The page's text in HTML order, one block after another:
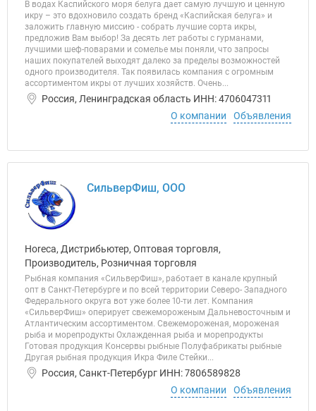
В водах Каспийского моря белуга дает самую лучшую и ценную
икру – это вдохновило создать бренд «Каспийская белуга» и
заложить главную миссию - собрать лучшие сорта икры,
предложив Вам выбор! За десять лет работы с гурманами,
лучшими шеф-поварами и сомелье мы поняли, что запросы
наших покупателей выходят далеко за пределы возможностей
одного производителя. Так появилась компания с огромным
ассортиментом икры от лучших хозяйств. Очень...
Россия, Ленинградская область ИНН: 4706047311
О компании
Объявления
СильверФиш, ООО
Horeca, Дистрибьютер, Оптовая торговля,
Производитель, Розничная торговля
Рыбная компания «СильверФиш», работает в канале крупный
опт в Санкт-Петербурге и по всей территории Северо- Западного
Федерального округа вот уже более 10-ти лет. Компания
«СильверФиш» оперирует свежемороженым Дальневосточным и
Атлантическим ассортиментом. Свежемороженая, мороженая
рыба и морепродукты Охлажденная рыба и морепродукты
Готовая продукция Консервы рыбные Полуфабрикаты рыбные
Другая рыбная продукция Икра Филе Стейки...
Россия, Санкт-Петербург ИНН: 7806589828
О компании
Объявления